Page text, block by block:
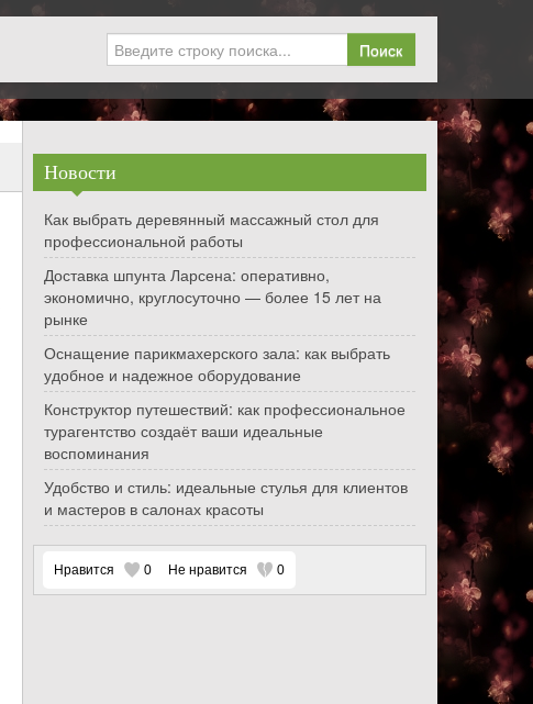
Поиск
Новости
Как выбрать деревянный массажный стол для
профессиональной работы
Доставка шпунта Ларсена: оперативно,
экономично, круглосуточно — более 15 лет на
рынке
Оснащение парикмахерского зала: как выбрать
удобное и надежное оборудование
Конструктор путешествий: как профессиональное
турагентство создаёт ваши идеальные
воспоминания
Удобство и стиль: идеальные стулья для клиентов
и мастеров в салонах красоты
Нравится 0 Не нравится 0